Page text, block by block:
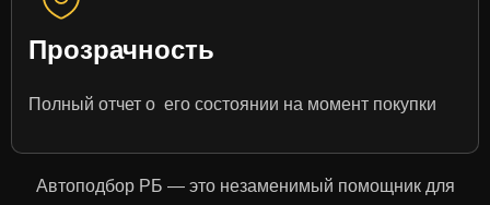
Прозрачность
Полный отчет о его состоянии на момент покупки
Автоподбор РБ — это незаменимый помощник для